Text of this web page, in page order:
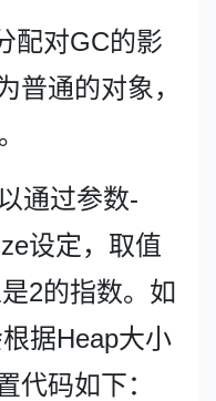
配对GC的影
普通的对象，
通过参数-
设定，取值
2的指数。如
据Heap大小
代码如下：